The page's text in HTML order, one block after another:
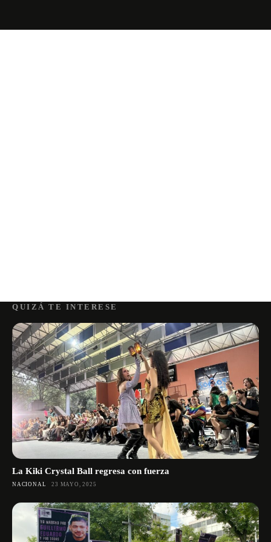
QUIZÁ TE INTERESE
La Kiki Crystal Ball regresa con fuerza
NACIONAL 23 MAYO, 2025